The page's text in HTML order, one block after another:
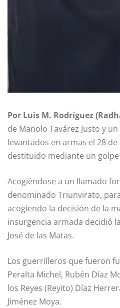
Por Luis M. Rodríguez
de Manolo Tavárez Justo y
levantados en armas el 28
destituido mediante un
Acogiéndose a un llamado
denominado Triunvirato,
acogiendo la decisión de la
insurgencia armada decidió
José de las Matas.
Los guerrilleros que fueron
Peralta Michel, Rubén Díaz
los Reyes (Reyito) Díaz
Jiménez Moya.